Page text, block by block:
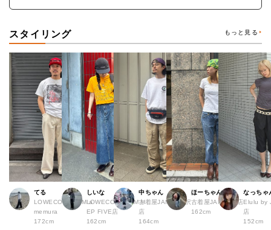
スタイリング もっと見る
てる
LOWECO by JAM a
memura
172cm
しいな
LOWECO by JAM H
EP FIVE店
162cm
中ちゃん
古着屋JAM 下北沢
店
164cm
ほーちゃん
古着屋JAM 広島店
162cm
なっちゃ
Elulu by
店
152cm